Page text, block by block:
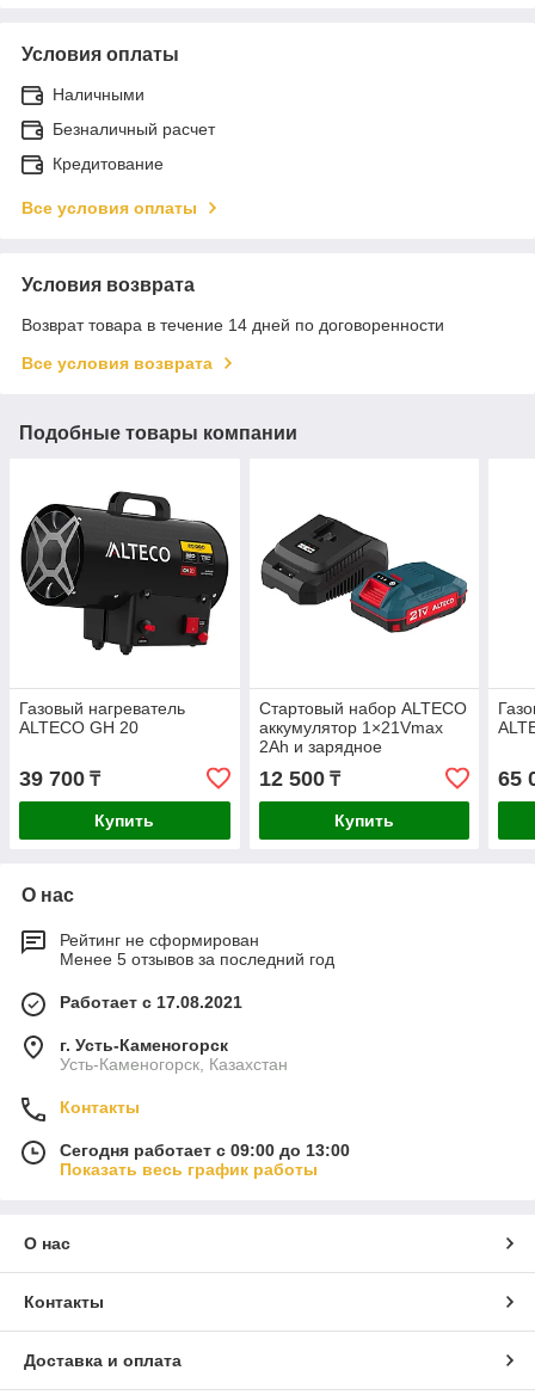
Условия оплаты
Наличными
Безналичный расчет
Кредитование
Все условия оплаты
Условия возврата
Возврат товара в течение 14 дней по договоренности
Все условия возврата
Подобные товары компании
Газовый нагреватель
ALTECO GH 20
39 700 ₸
Купить
Стартовый набор ALTECO
аккумулятор 1×21Vmax
2Ah и зарядное
устройство (BCD 21-20 Li
+ BC 21-40 QF)
12 500₸
Купить
65
О нас
Рейтинг не сформирован
Менее 5 отзывов за последний год
Работает с 17.08.2021
г. Усть-Каменогорск
Усть-Каменогорск, Казахстан
Контакты
Сегодня работает с 09:00 до 13:00
Показать весь график работы
О нас
Контакты
Доставка и оплата